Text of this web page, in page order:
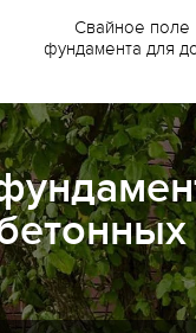
Свайное поле
фундамента для